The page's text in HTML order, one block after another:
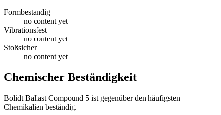
Formbestandig
no content yet
Vibrationsfest
no content yet
Stoßsicher
no content yet
Chemischer Beständigkeit
Bolidt Ballast Compound 5 ist gegenüber den häufigsten
Chemikalien beständig.